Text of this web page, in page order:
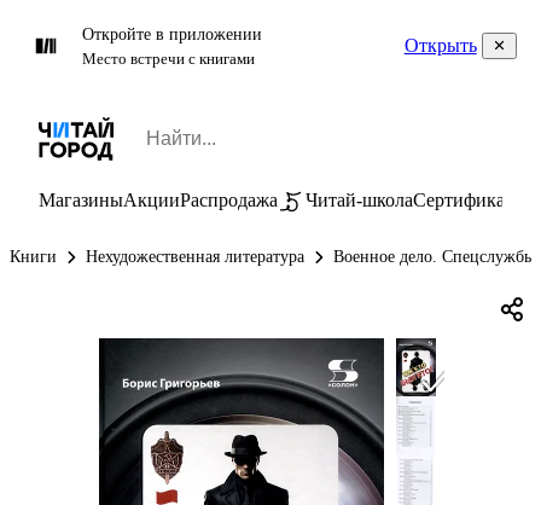
Откройте в приложении
Место встречи с книгами
Открыть
МагазиныАкцииРаспродажа Читай-школаСертификаты
Книги Нехудожественная литература Военное дело. Спецслужбы